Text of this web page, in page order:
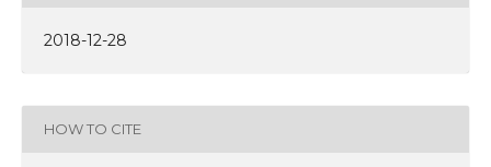
2018-12-28
HOW TO CITE